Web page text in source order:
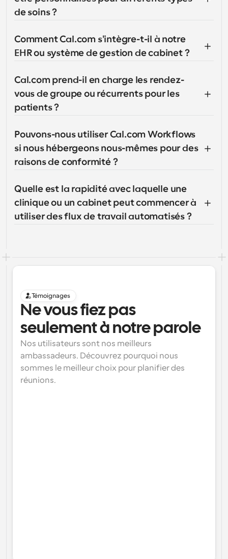
de soins ?
Comment Cal.com s'intègre-t-il à notre
EHR ou système de gestion de cabinet ?
Cal.com prend-il en charge les rendez-
vous de groupe ou récurrents pour les
patients ?
Pouvons-nous utiliser Cal.com Workflows
si nous hébergeons nous-mêmes pour des
raisons de conformité ?
Quelle est la rapidité avec laquelle une
clinique ou un cabinet peut commencer à
utiliser des flux de travail automatisés ?
Témoignages
Ne vous fiez pas
seulement à notre parole
Nos utilisateurs sont nos meilleurs
ambassadeurs. Découvrez pourquoi nous
sommes le meilleur choix pour planifier des
réunions.